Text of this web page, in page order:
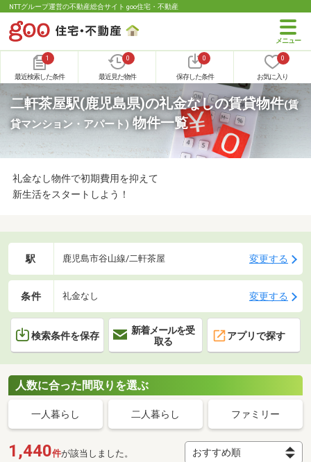
NTTグループ運営の不動産総合サイト goo住宅・不動産
1
最近検索した条件
0
最近見た物件
0
保存した条件
0
お気に入り
二軒茶屋駅(鹿児島県)の礼金なしの賃貸物件(賃
貸マンション・アパート) 物件一覧
礼金なし物件で初期費用を抑えて
新生活をスタートしよう！
駅 鹿児島市谷山線/二軒茶屋 変更する
条件 礼金なし 変更する
検索条件を保存
新着メールを受
取る
アプリで探す
人数に合った間取りを選ぶ
一人暮らし 二人暮らし ファミリー
1,440件が該当しました。